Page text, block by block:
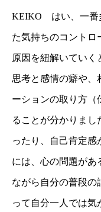
KEIKO はい、一番
た気持ちのコントロ
原因を紐解いていく
思考と感情の癖や、
ーションの取り方（
ることが分かりま
ったり、自己肯定感
には、心の問題があ
ながら自分の普段の
って自分一人では気